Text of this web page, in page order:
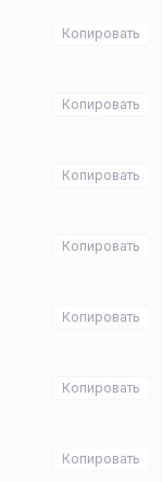
Копировать
Копировать
Копировать
Копировать
Копировать
Копировать
Копировать